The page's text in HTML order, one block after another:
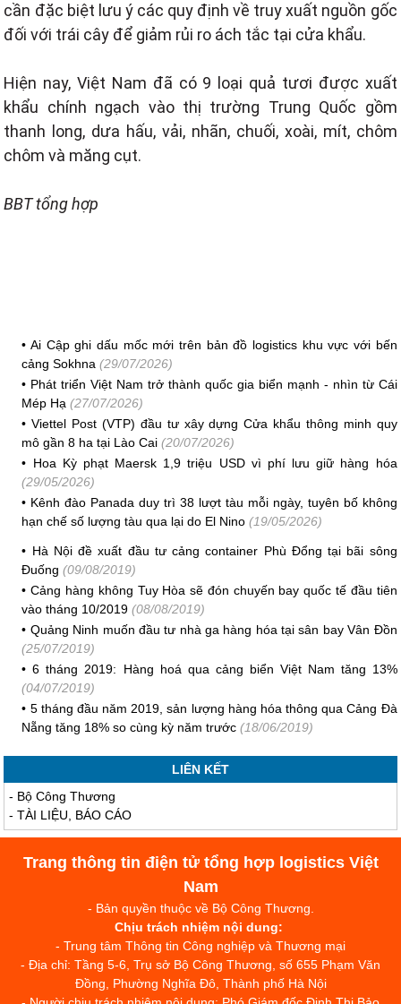
cần đặc biệt lưu ý các quy định về truy xuất nguồn gốc
đối với trái cây để giảm rủi ro ách tắc tại cửa khẩu.
Hiện nay, Việt Nam đã có 9 loại quả tươi được xuất
khẩu chính ngạch vào thị trường Trung Quốc gồm
thanh long, dưa hấu, vải, nhãn, chuối, xoài, mít, chôm
chôm và măng cụt.
BBT tổng hợp
•Ai Cập ghi dấu mốc mới trên bản đồ logistics khu vực với bến
cảng Sokhna (29/07/2026)
• Phát triển Việt Nam trở thành quốc gia biển mạnh - nhìn từ Cái
Mép Hạ (27/07/2026)
•Viettel Post (VTP) đầu tư xây dựng Cửa khẩu thông minh quy
mô gần 8 ha tại Lào Cai (20/07/2026)
• Hoa Kỳ phạt Maersk 1,9 triệu USD vì phí lưu giữ hàng hóa
(29/05/2026)
• Kênh đào Panada duy trì 38 lượt tàu mỗi ngày, tuyên bố không
hạn chế số lượng tàu qua lại do El Nino (19/05/2026)
• Hà Nội đề xuất đầu tư cảng container Phù Đổng tại bãi sông
Đuống (09/08/2019)
•Cảng hàng không Tuy Hòa sẽ đón chuyến bay quốc tế đầu tiên
vào tháng 10/2019 (08/08/2019)
• Quảng Ninh muốn đầu tư nhà ga hàng hóa tại sân bay Vân Đồn
(25/07/2019)
•6 tháng 2019: Hàng hoá qua cảng biển Việt Nam tăng 13%
(04/07/2019)
• 5 tháng đầu năm 2019, sản lượng hàng hóa thông qua Cảng Đà
Nẵng tăng 18% so cùng kỳ năm trước (18/06/2019)
LIÊN KẾT
- Bộ Công Thương
-TÀI LIỆU, BÁO CÁO
Trang thông tin điện tử tổng hợp logistics Việt
Nam
- Bản quyền thuộc về Bộ Công Thương.
Chịu trách nhiệm nội dung:
- Trung tâm Thông tin Công nghiệp và Thương mại
- Địa chỉ: Tầng 5-6, Trụ sở Bộ Công Thương, số 655 Phạm Văn
Đồng, Phường Nghĩa Đô, Thành phố Hà Nội